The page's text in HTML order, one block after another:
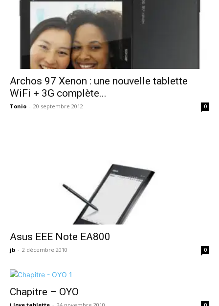
Archos 97 Xenon : une nouvelle tablette
WiFi + 3G complète...
Tonio - 20 septembre 2012 0
Asus EEE Note EA800
jb - 2 décembre 2010 0
Chapitre – OYO